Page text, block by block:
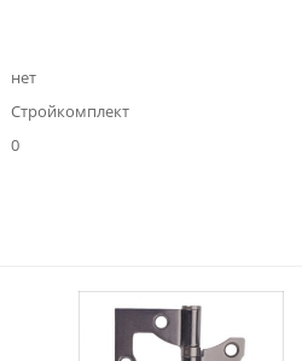
нет
Стройкомплект
0